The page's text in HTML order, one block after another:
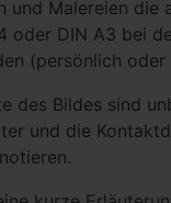
und Malereien die
oder DIN A3 bei
(persönlich oder
des Bildes sind
und die